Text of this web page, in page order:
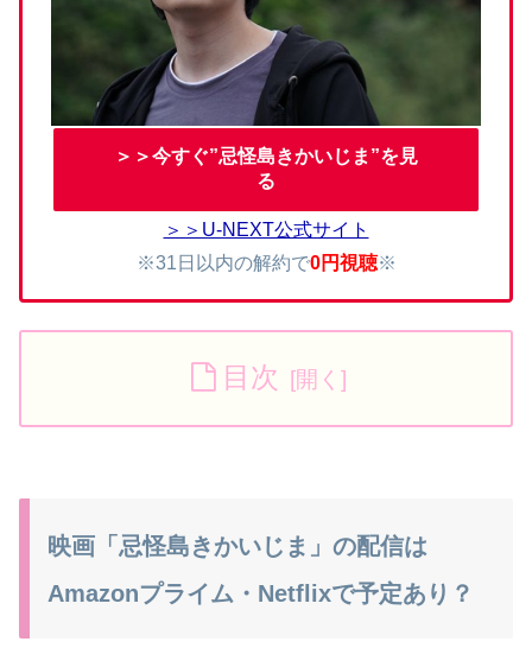
＞＞今すぐ”忌怪島きかいじま”を見
る
＞＞U-NEXT公式サイト
※31日以内の解約で0円視聴※
目次
映画「忌怪島きかいじま」の配信は
Amazonプライム・Netflixで予定あり？